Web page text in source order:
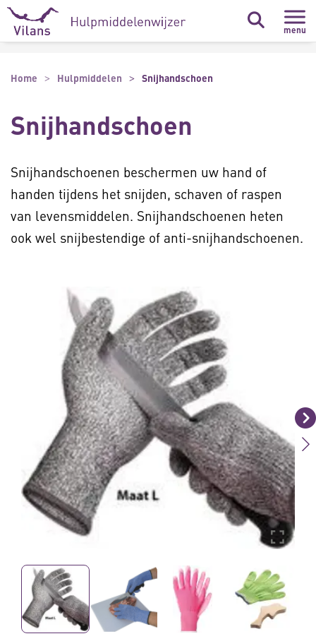
Naar hoofdinhoud
Naar footer
menu
Home Hulpmiddelen Snijhandschoen
Snijhandschoen
Snijhandschoenen beschermen uw hand of
handen tijdens het snijden, schaven of raspen
van levensmiddelen. Snijhandschoenen heten
ook wel snijbestendige of anti-snijhandschoenen.